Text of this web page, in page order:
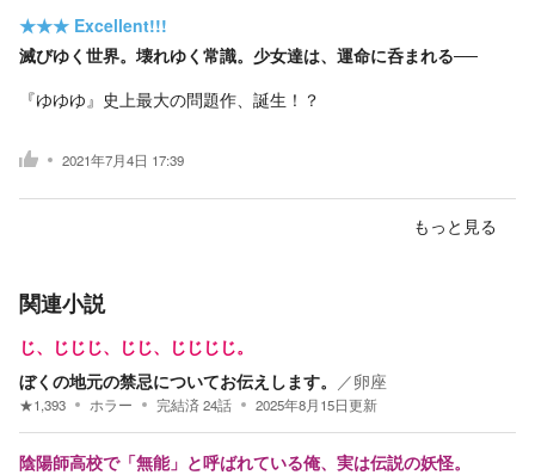
★★★ Excellent!!!
滅びゆく世界。壊れゆく常識。少女達は、運命に呑まれる──
『ゆゆゆ』史上最大の問題作、誕生！？
2021年7月4日 17:39
もっと見る
関連小説
じ、じじじ、じじ、じじじじ。
ぼくの地元の禁忌についてお伝えします。 ／卵座
★1,393 ホラー 完結済24話 2025年8月15日更新
陰陽師高校で「無能」と呼ばれている俺、実は伝説の妖怪。